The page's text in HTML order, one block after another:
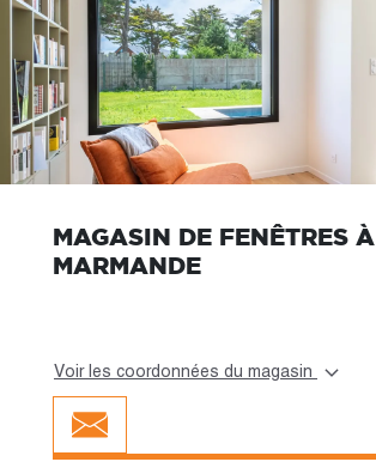
MAGASIN DE FENÊTRES À
MARMANDE
Voir les coordonnées du magasin